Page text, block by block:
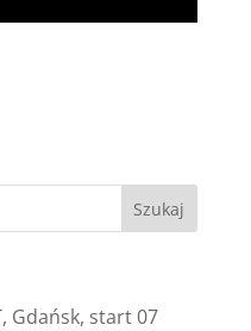
Gdańsk, start 07